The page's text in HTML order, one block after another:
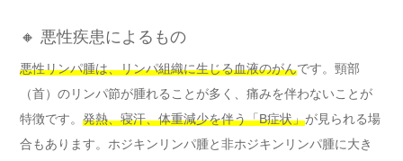
🔸 悪性疾患によるもの
悪性リンパ腫は、リンパ組織に生じる血液のがんです。頸部
（首）のリンパ節が腫れることが多く、痛みを伴わないことが
特徴です。 発熱、寝汗、体重減少を伴う「B症状」が見られる場
合もあります。ホジキンリンパ腫と非ホジキンリンパ腫に大き